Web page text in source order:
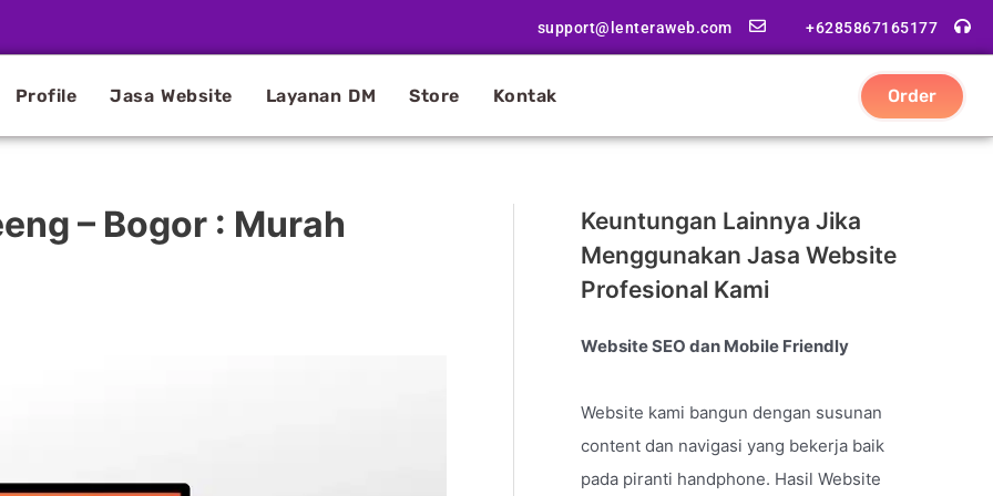
support@lenteraweb.com +6285867165177
Profile Jasa Website Layanan DM Store Kontak Order
– Bogor : Murah
Keuntungan Lainnya Jika
Menggunakan Jasa Website
Profesional Kami
Website SEO dan Mobile Friendly
Website kami bangun dengan susunan
content dan navigasi yang bekerja baik
pada piranti handphone. Hasil Website